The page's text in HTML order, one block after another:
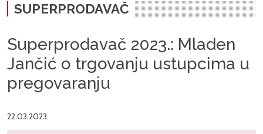
SUPERPRODAVAČ
Superprodavač 2023.: Mladen
Jančić o trgovanju ustupcima u
pregovaranju
22.03.2023.